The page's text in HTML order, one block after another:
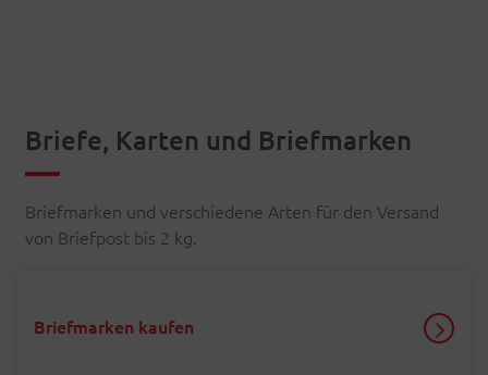
Briefe, Karten und Briefmarken
Briefmarken und verschiedene Arten für den Versand
von Briefpost bis 2 kg.
Briefmarken kaufen